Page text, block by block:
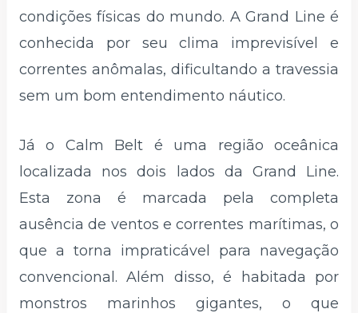
condições físicas do mundo. A Grand Line é
conhecida por seu clima imprevisível e
correntes anômalas, dificultando a travessia
sem um bom entendimento náutico.
Já o Calm Belt é uma região oceânica
localizada nos dois lados da Grand Line.
Esta zona é marcada pela completa
ausência de ventos e correntes marítimas, o
que a torna impraticável para navegação
convencional. Além disso, é habitada por
monstros marinhos gigantes, o que